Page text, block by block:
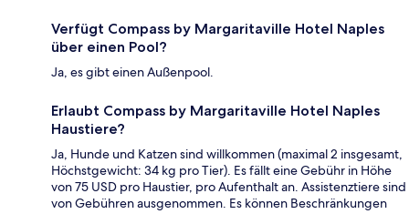
Verfügt Compass by Margaritaville Hotel Naples
über einen Pool?
Ja, es gibt einen Außenpool.
Erlaubt Compass by Margaritaville Hotel Naples
Haustiere?
Ja, Hunde und Katzen sind willkommen (maximal 2 insgesamt,
Höchstgewicht: 34 kg pro Tier). Es fällt eine Gebühr in Höhe
von 75 USD pro Haustier, pro Aufenthalt an. Assistenztiere sind
von Gebühren ausgenommen. Es können Beschränkungen